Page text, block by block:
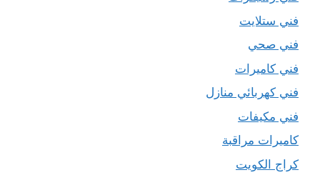
فني ستلايت
فني صحي
فني كاميرات
فني كهربائي منازل
فني مكيفات
كاميرات مراقبة
كراج الكويت